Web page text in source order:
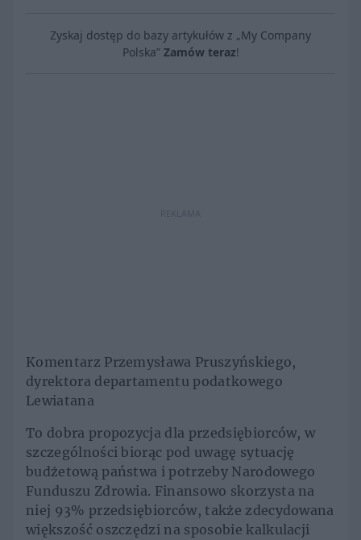
Zyskaj dostęp do bazy artykułów z „My Company
Polska” Zamów teraz!
REKLAMA
Komentarz Przemysława Pruszyńskiego,
dyrektora departamentu podatkowego
Lewiatana
To dobra propozycja dla przedsiębiorców, w
szczególności biorąc pod uwagę sytuację
budżetową państwa i potrzeby Narodowego
Funduszu Zdrowia. Finansowo skorzysta na
niej 93% przedsiębiorców, także zdecydowana
większość oszczędzi na sposobie kalkulacji